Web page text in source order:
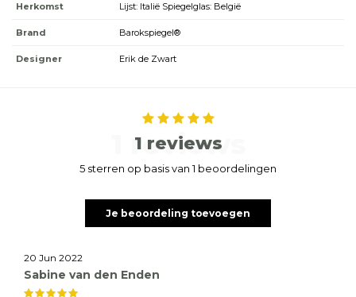
Herkomst Lijst: Italië Spiegelglas: België
Brand Barokspiegel®
Designer Erik de Zwart
1 reviews
1 reviews
5 sterren op basis van 1 beoordelingen
Je beoordeling toevoegen
20 Jun 2022
Sabine van den Enden